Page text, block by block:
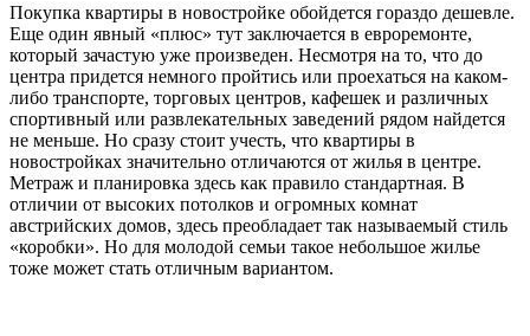
Покупка квартиры в новостройке обойдется гораздо дешевле.
Еще один явный «плюс» тут заключается в евроремонте,
который зачастую уже произведен. Несмотря на то, что до
центра придется немного пройтись или проехаться на каком-
либо транспорте, торговых центров, кафешек и различных
спортивный или развлекательных заведений рядом найдется
не меньше. Но сразу стоит учесть, что квартиры в
новостройках значительно отличаются от жилья в центре.
Метраж и планировка здесь как правило стандартная. В
отличии от высоких потолков и огромных комнат
австрийских домов, здесь преобладает так называемый стиль
«коробки». Но для молодой семьи такое небольшое жилье
тоже может стать отличным вариантом.